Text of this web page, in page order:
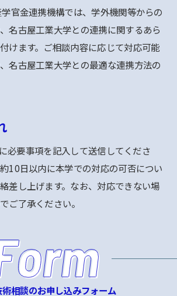
官金連携機構では、学外機関等からの
名古屋工業大学との連携に関するあら
けます。ご相談内容に応じて対応可能
名古屋工業大学との最適な連携方法の
必要事項を記入して送信してくださ
10日以内に本学での対応の可否につい
差し上げます。なお、対応できない場
ご了承ください。
相談のお申し込みフォーム